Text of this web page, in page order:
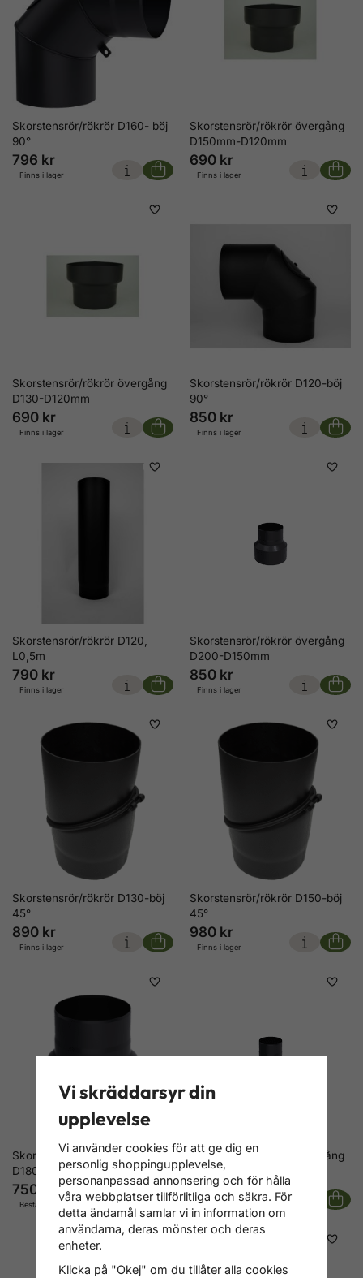
Skorstensrör/rökrör D160- böj
90°
796 kr
Finns i lager
Skorstensrör/rökrör övergång
D150mm-D120mm
690 kr
Finns i lager
Skorstensrör/rökrör övergång
D130-D120mm
690 kr
Finns i lager
Skorstensrör/rökrör D120-böj
90°
850 kr
Finns i lager
Skorstensrör/rökrör D120,
L0,5m
790 kr
Finns i lager
Skorstensrör/rökrör övergång
D200-D150mm
850 kr
Finns i lager
Skorstensrör/rökrör D130-böj
45°
890 kr
Finns i lager
Skorstensrör/rökrör D150-böj
45°
980 kr
Finns i lager
Skorstensrör/rökrör övergång
D180-D150mm
750 kr
Beställningsvara
Skorstensrör/rökrör övergång
D150-D130mm
750 kr
Finns i lager
Vi skräddarsyr din
upplevelse
Vi använder cookies för att ge dig en
personlig shoppingupplevelse,
personanpassad annonsering och för hålla
våra webbplatser tillförlitliga och säkra. För
detta ändamål samlar vi in information om
användarna, deras mönster och deras
enheter.
Klicka på "Okej" om du tillåter alla cookies